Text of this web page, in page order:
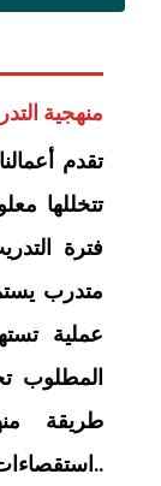
منهجية
تقدم
تتخللها
فترة
متدرب
عملية
المطلوب
طريقة